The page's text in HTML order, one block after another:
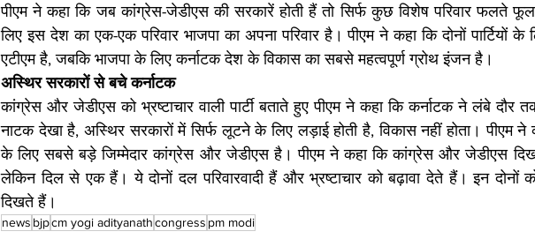
पीएम ने कहा कि जब कांग्रेस-जेडीएस की सरकारें होती हैं तो सिर्फ कुछ विशेष परिवार फलते
लिए इस देश का एक-एक परिवार भाजपा का अपना परिवार है। पीएम ने कहा कि दोनों पार्टियों के
एटीएम है, जबकि भाजपा के लिए कर्नाटक देश के विकास का सबसे महत्वपूर्ण ग्रोथ इंजन है।
अस्थिर सरकारों से बचे कर्नाटक
कांग्रेस और जेडीएस को भ्रष्टाचार वाली पार्टी बताते हुए पीएम ने कहा कि कर्नाटक ने लंबे दौर
नाटक देखा है, अस्थिर सरकारों में सिर्फ लूटने के लिए लड़ाई होती है, विकास नहीं होता। पीएम
के लिए सबसे बड़े जिम्मेदार कांग्रेस और जेडीएस है। पीएम ने कहा कि कांग्रेस और जेडीएस
लेकिन दिल से एक हैं। ये दोनों दल परिवारवादी हैं और भ्रष्टाचार को बढ़ावा देते हैं। इन दोनों
दिखते हैं।
news bjpcm yogi adityanathcongress pm modi